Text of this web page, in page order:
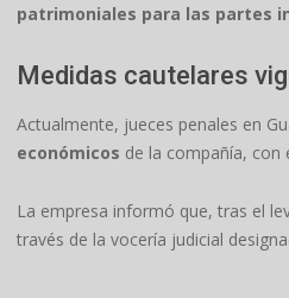
patrimoniales para las partes
Medidas cautelares
Actualmente, jueces penales en
económicos de la compañía, con
La empresa informó que, tras el
través de la vocería judicial